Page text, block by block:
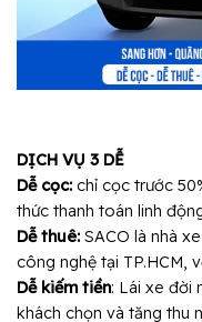
DỊCH VỤ 3 DỄ
Dễ cọc: chỉ cọc trước
thức thanh toán linh
Dễ thuê: SACO là nhà
công nghệ tại TP.HCM,
Dễ kiếm tiền: Lái xe đời
khách chọn và tăng thu